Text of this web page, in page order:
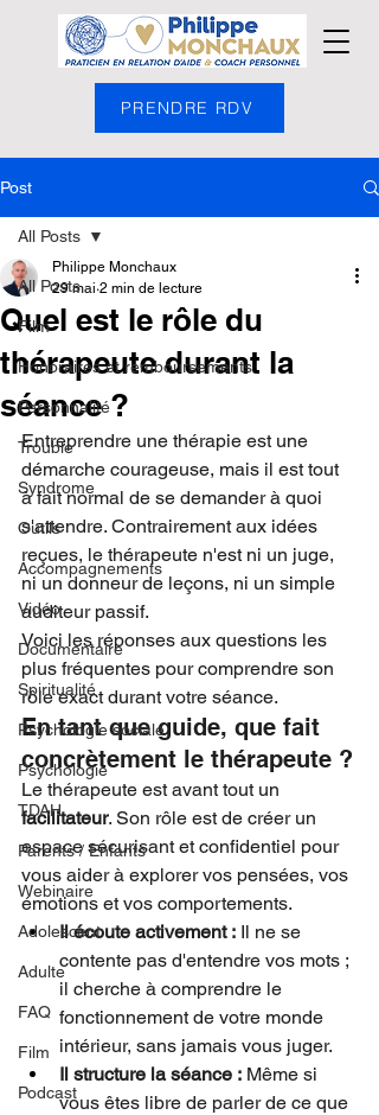
PRENDRE RDV
Post
All Posts
Film
Honoraires et remboursements
Personnalité
Trouble
Syndrome
Outils
Accompagnements
Vidéo
Documentaire
Spiritualité
Psychologie sociale
Psychologie
TDAH
Parents / Enfants
Webinaire
Adolescent
Adulte
FAQ
Film
Podcast
All Posts
Quel est le rôle du
thérapeute durant la
séance ?
Philippe Monchaux
29 mai 2 min de lecture
Entreprendre une thérapie est une
démarche courageuse, mais il est tout
à fait normal de se demander à quoi
s'attendre. Contrairement aux idées
reçues, le thérapeute n'est ni un juge,
ni un donneur de leçons, ni un simple
auditeur passif.
Voici les réponses aux questions les
plus fréquentes pour comprendre son
rôle exact durant votre séance.
En tant que guide, que fait
concrètement le thérapeute ?
Le thérapeute est avant tout un
facilitateur. Son rôle est de créer un
espace sécurisant et confidentiel pour
vous aider à explorer vos pensées, vos
émotions et vos comportements.
Il écoute activement : Il ne se
contente pas d'entendre vos mots ;
il cherche à comprendre le
fonctionnement de votre monde
intérieur, sans jamais vous juger.
Il structure la séance : Même si
vous êtes libre de parler de ce que